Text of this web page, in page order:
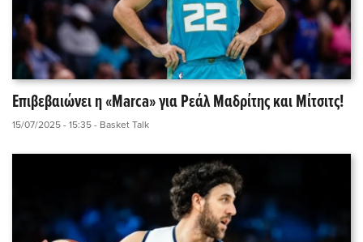
Επιβεβαιώνει η «Marca» για Ρεάλ Μαδρίτης και Μίτσιτς!
15/07/2025 - 15:35 - Basket Talk